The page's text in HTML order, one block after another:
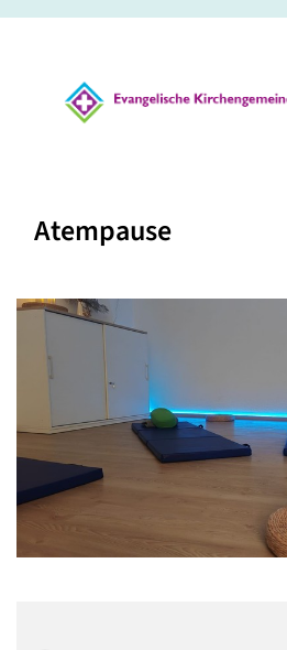
Atempause